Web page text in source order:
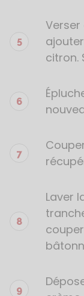
Verser
citron.
Laver